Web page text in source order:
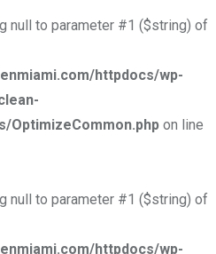
null to parameter #1 ($string) of
httpdocs/wp-
OptimizeCommon.php on line
null to parameter #1 ($string) of
httpdocs/wp-